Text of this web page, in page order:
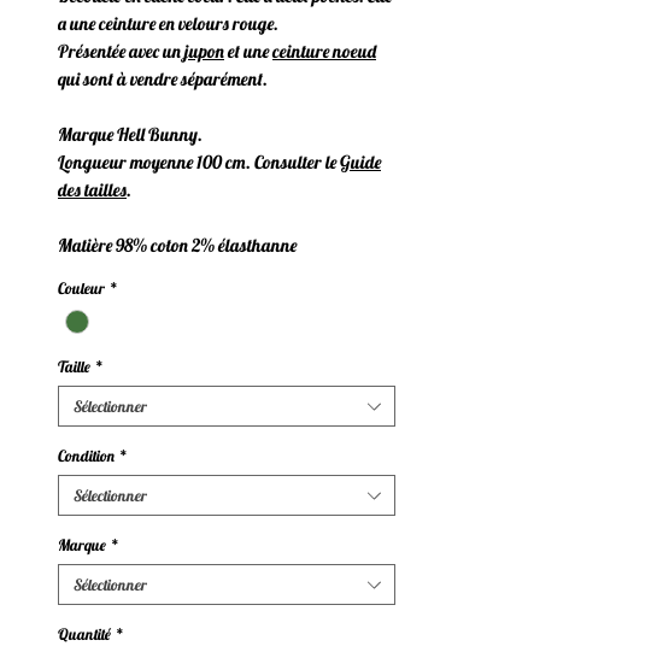
a une ceinture en velours rouge.
Présentée avec unjuponet uneceinture noeud
qui sont à vendre séparément.
Marque Hell Bunny.
Longueur moyenne 100 cm. Consulter leGuide
des tailles.
Matière 98% coton 2% élasthanne
Couleur *
Taille *
Sélectionner
Condition *
Sélectionner
Marque *
Sélectionner
Quantité *